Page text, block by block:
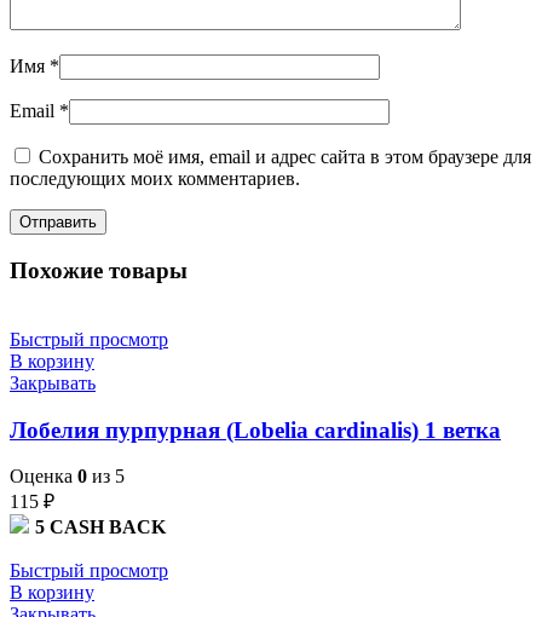
Имя *
Email *
Сохранить моё имя, email и адрес сайта в этом браузере для
последующих моих комментариев.
Похожие товары
Быстрый просмотр
В корзину
Закрывать
Лобелия пурпурная (Lobelia cardinalis) 1 ветка
Оценка 0 из 5
115 ₽
5 CASH BACK
Быстрый просмотр
В корзину